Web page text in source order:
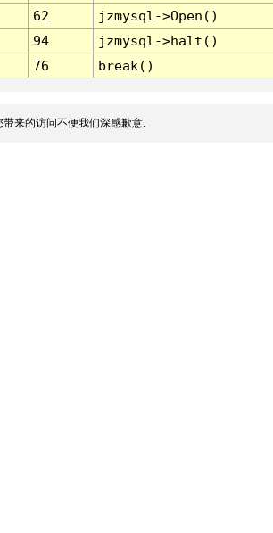
62
jzmysql->Open()
94
jzmysql->halt()
76 break()
来的访问不便我们深感歉意.